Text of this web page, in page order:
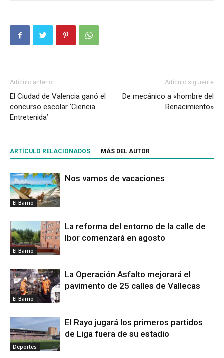
Artículo anterior
El Ciudad de Valencia ganó el
concurso escolar ‘Ciencia
Entretenida’
Artículo siguiente
De mecánico a «hombre del
Renacimiento»
ARTÍCULO RELACIONADOS MÁS DEL AUTOR
El Barrio
Nos vamos de vacaciones
El Barrio
La reforma del entorno de la calle de
Ibor comenzará en agosto
El Barrio
La Operación Asfalto mejorará el
pavimento de 25 calles de Vallecas
Deportes
El Rayo jugará los primeros partidos
de Liga fuera de su estadio